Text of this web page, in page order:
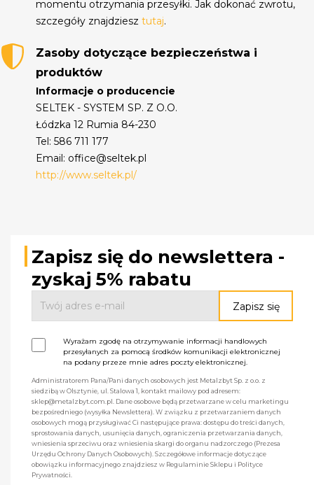
momentu otrzymania przesyłki. Jak dokonać zwrotu,
szczegóły znajdziesztutaj.
Zasoby dotyczące bezpieczeństwa i
produktów
Informacje o producencie
SELTEK - SYSTEM SP. Z O.O.
Łódzka 12 Rumia 84-230
Tel: 586 711 177
Email: office@seltek.pl
http://www.seltek.pl/
Zapisz się do newslettera -
zyskaj 5% rabatu
Wyrażam zgodę na otrzymywanie informacji handlowych
przesyłanych za pomocą środków komunikacji elektronicznej
na podany przeze mnie adres poczty elektronicznej.
Administratorem Pana/Pani danych osobowych jest Metalzbyt Sp. z o.o. z
siedzibą w Olsztynie, ul. Stalowa 1, kontakt mailowy pod adresem:
sklep@metalzbyt.com.pl. Dane osobowe będą przetwarzane w celu marketingu
bezpośredniego (wysyłka Newslettera). W związku z przetwarzaniem danych
osobowych mogą przysługiwać Ci następujące prawa: dostępu do treści danych,
sprostowania danych, usunięcia danych, ograniczenia przetwarzania danych,
wniesienia sprzeciwu oraz wniesienia skargi do organu nadzorczego (Prezesa
Urzędu Ochrony Danych Osobowych). Szczegółowe informacje dotyczące
obowiązku informacyjnego znajdziesz w Regulaminie Sklepu i Polityce
Prywatności.